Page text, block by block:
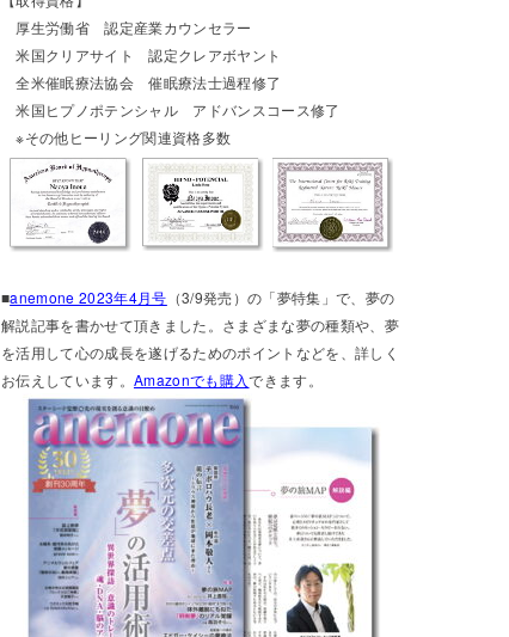
厚生労働省 認定産業カウンセラー
米国クリアサイト 認定クレアボヤント
全米催眠療法協会 催眠療法士過程修了
米国ヒプノポテンシャル アドバンスコース修了
※その他ヒーリング関連資格多数
■anemone 2023年4月号 （3/9発売）の「夢特集」で、夢の
解説記事を書かせて頂きました。さまざまな夢の種類や、夢
を活用して心の成長を遂げるためのポイントなどを、詳しく
お伝えしています。 Amazonでも購入できます。